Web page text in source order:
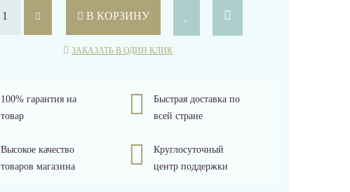
В КОРЗИНУ
ЗАКАЗАТЬ В ОДИН КЛИК
100% гарантия на
товар
Быстрая доставка по
всей стране
Высокое качество
товаров магазина
Круглосуточный
центр поддержки